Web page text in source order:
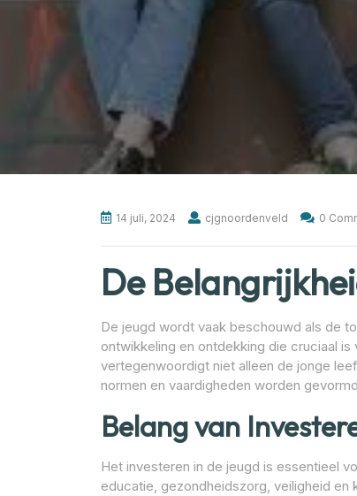
14 juli, 2024 cjgnoordenveld 0
De
De jeugd wordt vaak beschouwd als de
ontwikkeling en ontdekking die cruciaal
vertegenwoordigt niet alleen de jonge
normen en vaardigheden worden
Belang van
Het investeren in de jeugd is essentieel
educatie, gezondheidszorg, veiligheid